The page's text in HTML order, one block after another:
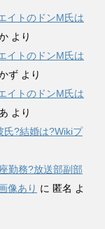
イトのドンM氏は
より
イトのドンM氏は
ず より
イトのドンM氏は
より
氏?結婚は?Wikiプ
勤務?放送部副部
像あり に 匿名 よ